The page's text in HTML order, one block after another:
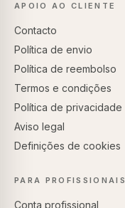
APOIO AO CLIENTE
Contacto
Política de envio
Política de reembolso
Termos e condições
Política de privacidade
Aviso legal
Definições de cookies
PARA PROFISSIONAIS
Conta profissional